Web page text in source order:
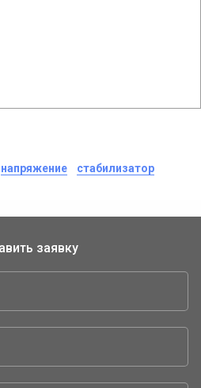
напряжение стабилизатор
заявку